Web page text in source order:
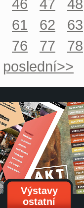
46 47
48
61 62
63
76 77
78
poslední>>
Výstavy
ostatní